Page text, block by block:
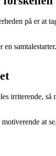
på er at
irriterende,
at